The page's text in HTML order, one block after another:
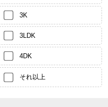
3K
3LDK
4DK
それ以上